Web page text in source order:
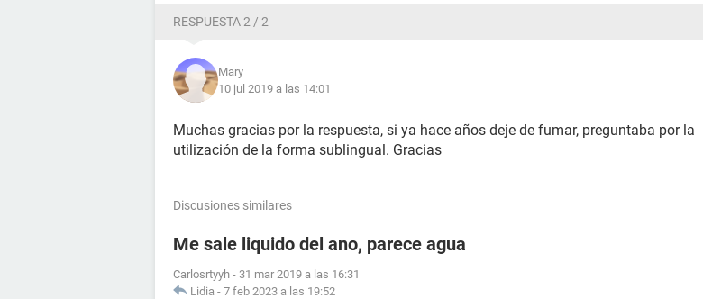
RESPUESTA 2 / 2
Mary
10 jul 2019 a las 14:01
Muchas gracias por la respuesta, si ya hace años deje de fumar, preguntaba por la
utilización de la forma sublingual. Gracias
Discusiones similares
Me sale liquido del ano, parece agua
Carlosrtyyh - 31 mar 2019 a las 16:31
Lidia - 7 feb 2023 a las 19:52